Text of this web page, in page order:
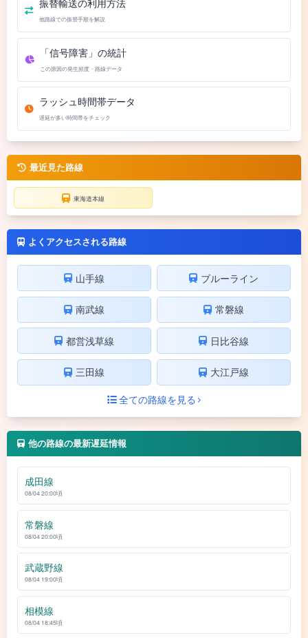
振替輸送の利用方法
他路線での振替手順を解説
「信号障害」の統計
この原因の発生頻度・路線データ
ラッシュ時間帯データ
遅延が多い時間帯をチェック
最近見た路線
東海道本線
よくアクセスされる路線
山手線 ブルーライン
南武線 常磐線
都営浅草線 日比谷線
三田線
大江戸線
全ての路線を見る
他の路線の最新遅延情報
成田線
08/04 20:00頃
常磐線
08/04 20:00頃
武蔵野線
08/04 19:00頃
相模線
08/04 18:45頃